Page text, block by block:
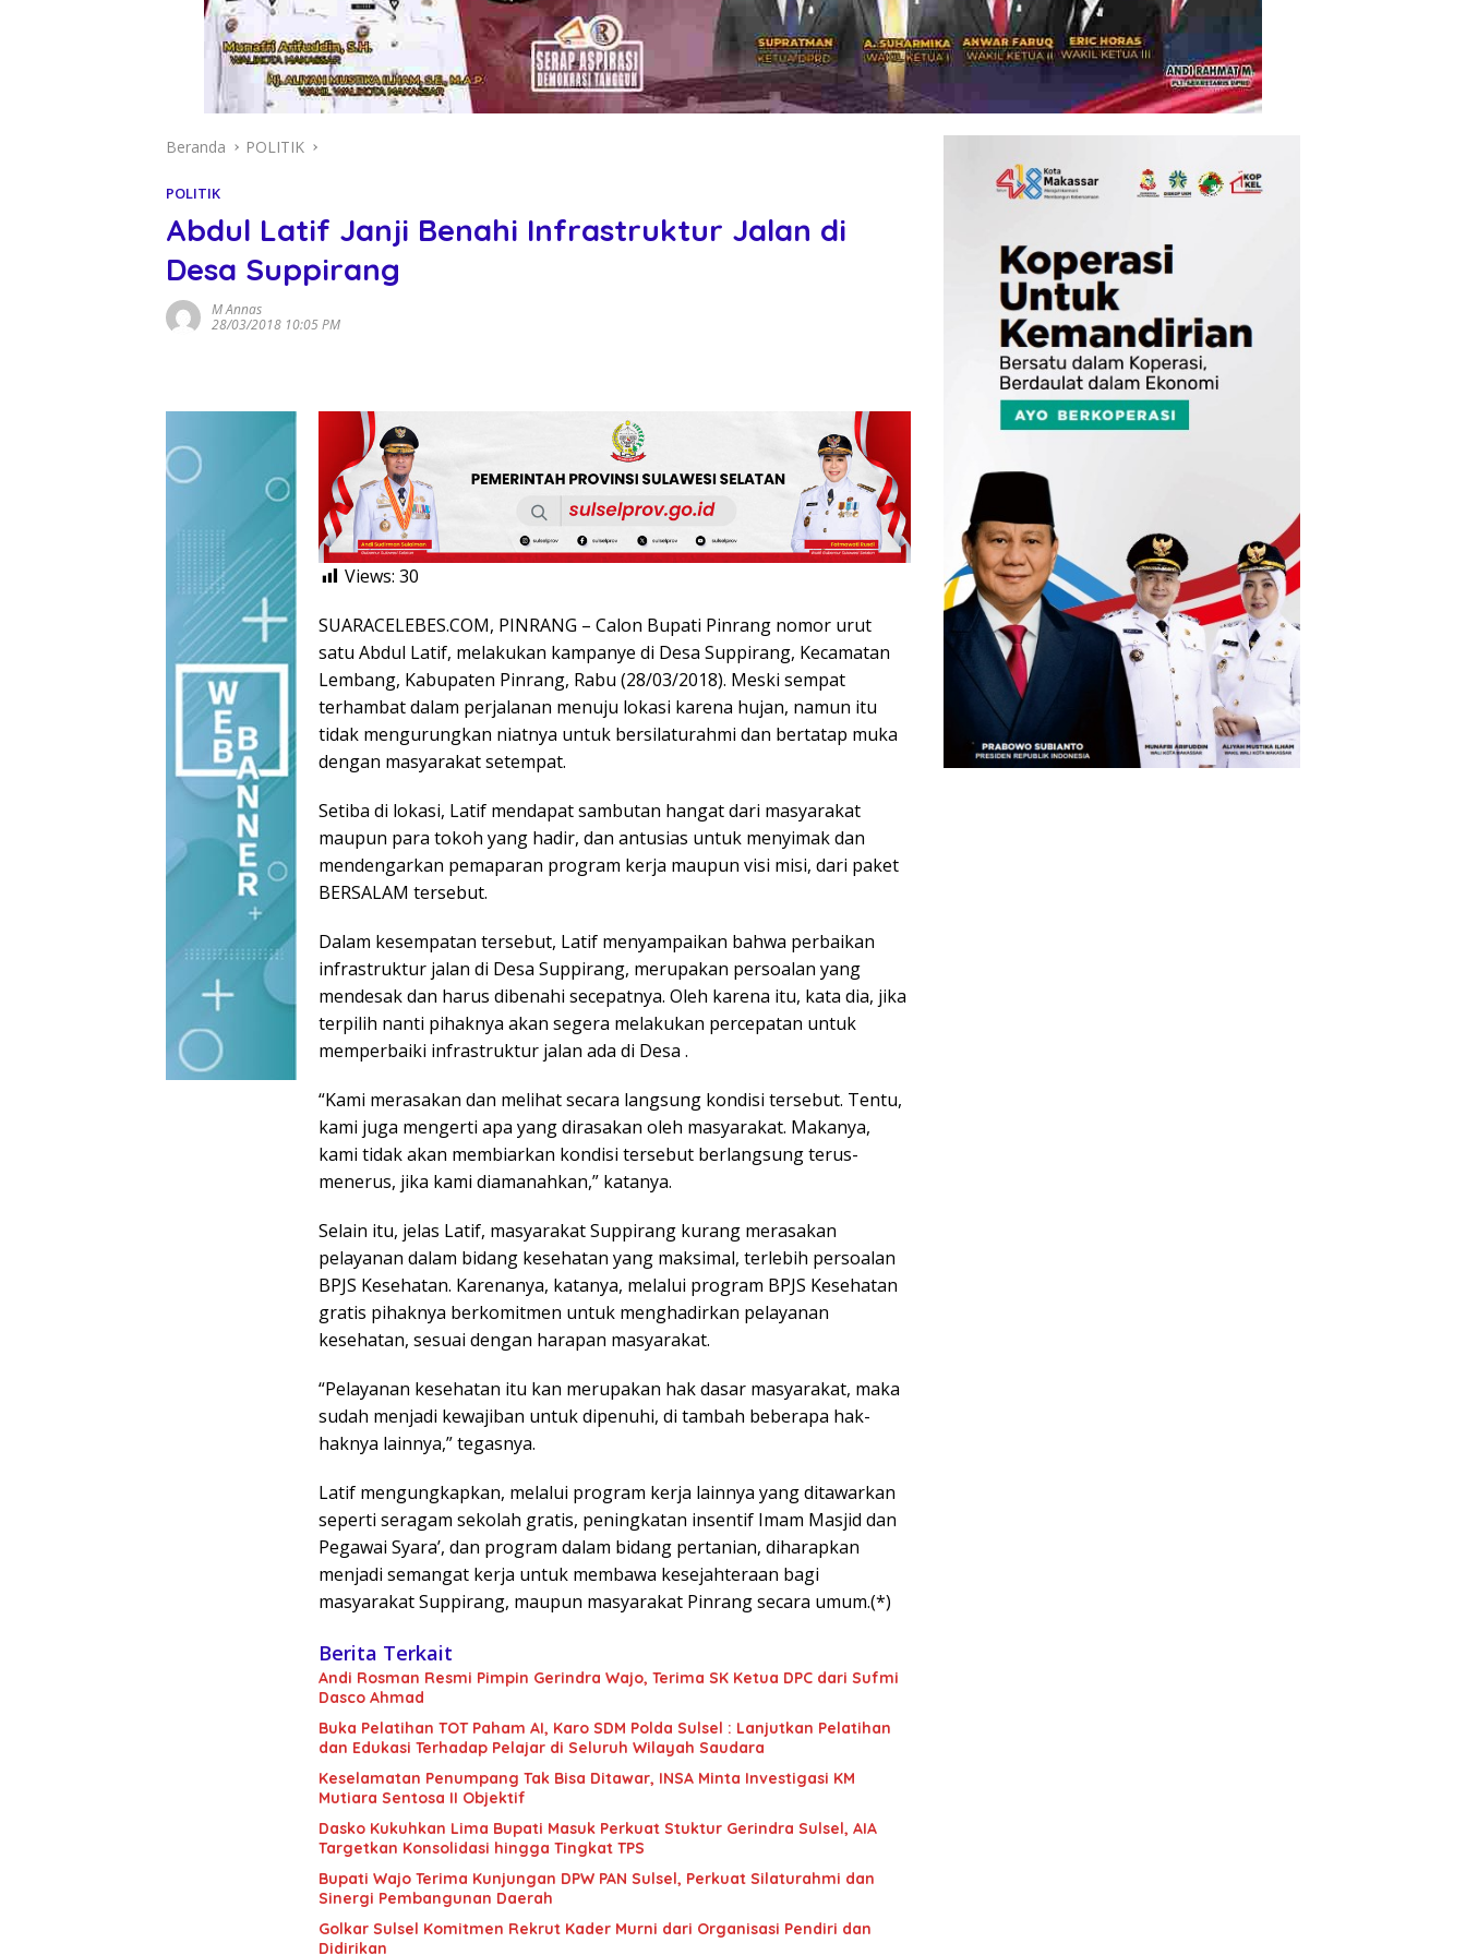
Beranda POLITIK
POLITIK
Abdul Latif Janji Benahi Infrastruktur Jalan di
Desa Suppirang
M Annas
28/03/2018 10:05 PM
Views: 30
SUARACELEBES.COM, PINRANG – Calon Bupati Pinrang nomor urut
satu Abdul Latif, melakukan kampanye di Desa Suppirang, Kecamatan
Lembang, Kabupaten Pinrang, Rabu (28/03/2018). Meski sempat
terhambat dalam perjalanan menuju lokasi karena hujan, namun itu
tidak mengurungkan niatnya untuk bersilaturahmi dan bertatap muka
dengan masyarakat setempat.
Setiba di lokasi, Latif mendapat sambutan hangat dari masyarakat
maupun para tokoh yang hadir, dan antusias untuk menyimak dan
mendengarkan pemaparan program kerja maupun visi misi, dari paket
BERSALAM tersebut.
Dalam kesempatan tersebut, Latif menyampaikan bahwa perbaikan
infrastruktur jalan di Desa Suppirang, merupakan persoalan yang
mendesak dan harus dibenahi secepatnya. Oleh karena itu, kata dia, jika
terpilih nanti pihaknya akan segera melakukan percepatan untuk
memperbaiki infrastruktur jalan ada di Desa .
“Kami merasakan dan melihat secara langsung kondisi tersebut. Tentu,
kami juga mengerti apa yang dirasakan oleh masyarakat. Makanya,
kami tidak akan membiarkan kondisi tersebut berlangsung terus-
menerus, jika kami diamanahkan,” katanya.
Selain itu, jelas Latif, masyarakat Suppirang kurang merasakan
pelayanan dalam bidang kesehatan yang maksimal, terlebih persoalan
BPJS Kesehatan. Karenanya, katanya, melalui program BPJS Kesehatan
gratis pihaknya berkomitmen untuk menghadirkan pelayanan
kesehatan, sesuai dengan harapan masyarakat.
“Pelayanan kesehatan itu kan merupakan hak dasar masyarakat, maka
sudah menjadi kewajiban untuk dipenuhi, di tambah beberapa hak-
haknya lainnya,” tegasnya.
Latif mengungkapkan, melalui program kerja lainnya yang ditawarkan
seperti seragam sekolah gratis, peningkatan insentif Imam Masjid dan
Pegawai Syara’, dan program dalam bidang pertanian, diharapkan
menjadi semangat kerja untuk membawa kesejahteraan bagi
masyarakat Suppirang, maupun masyarakat Pinrang secara umum.(*)
Berita Terkait
Andi Rosman Resmi Pimpin Gerindra Wajo, Terima SK Ketua DPC dari Sufmi
Dasco Ahmad
Buka Pelatihan TOT Paham AI, Karo SDM Polda Sulsel : Lanjutkan Pelatihan
dan Edukasi Terhadap Pelajar di Seluruh Wilayah Saudara
Keselamatan Penumpang Tak Bisa Ditawar, INSA Minta Investigasi KM
Mutiara Sentosa II Objektif
Dasko Kukuhkan Lima Bupati Masuk Perkuat Stuktur Gerindra Sulsel, AIA
Targetkan Konsolidasi hingga Tingkat TPS
Bupati Wajo Terima Kunjungan DPW PAN Sulsel, Perkuat Silaturahmi dan
Sinergi Pembangunan Daerah
Golkar Sulsel Komitmen Rekrut Kader Murni dari Organisasi Pendiri dan
Didirikan